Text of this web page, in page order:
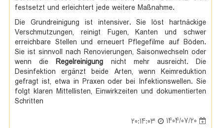
festsetzt und erleichtert jede weitere Maßnahme.
Die Grundreinigung ist intensiver. Sie löst hartnäckige
Verschmutzungen, reinigt Fugen, Kanten und schwer
erreichbare Stellen und erneuert Pflegefilme auf Böden.
Sie ist sinnvoll nach Renovierungen, Saisonwechseln oder
wenn dieRegelreinigung nicht mehr ausreicht. Die
Desinfektion ergänzt beide Arten, wenn Keimreduktion
gefragt ist, etwa in Praxen oder bei Infektionswellen. Sie
folgt klaren Mittellisten, Einwirkzeiten und dokumentierten
Schritten
1404/07/20
20:14:03